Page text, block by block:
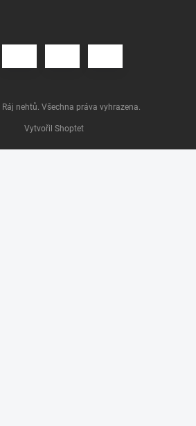
Vytvořil Shoptet
Ráj nehtů. Všechna práva vyhrazena.